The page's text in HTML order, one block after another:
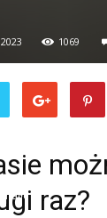
1069
raz?